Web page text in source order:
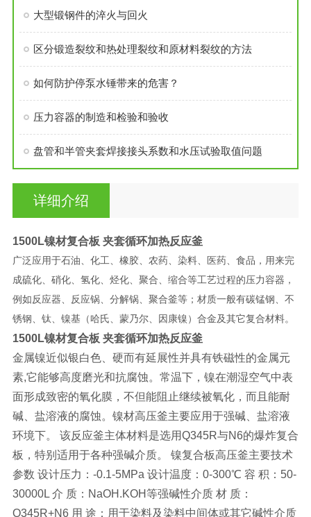
大型锻钢件的淬火与回火
区分锻造裂纹和热处理裂纹和原材料裂纹的方法
如何防护停泵水锤带来的危害？
压力容器的制造和检验和验收
盘管和半管夹套焊接接头系数和水压试验取值问题
详细介绍
1500L镍材复合板 夹套循环加热反应釜
广泛应用于石油、化工、橡胶、农药、染料、医药、食品，用来完
成硫化、硝化、氢化、烃化、聚合、缩合等工艺过程的压力容器，
例如反应器、反应锅、分解锅、聚合釜等；材质一般有碳锰钢、不
锈钢、钛、镍基（哈氏、蒙乃尔、因康镍）合金及其它复合材料。
1500L镍材复合板 夹套循环加热反应釜
金属镍近似银白色、硬而有延展性并具有铁磁性的金属元
素,它能够高度磨光和抗腐蚀。常温下，镍在潮湿空气中表
面形成致密的氧化膜，不但能阻止继续被氧化，而且能耐
碱、盐溶液的腐蚀。镍材高压釜主要应用于强碱、盐溶液
环境下。 该反应釜主体材料是选用Q345R与N6的爆炸复合
板，特别适用于各种强碱介质。 镍复合板高压釜主要技术
参数 设计压力：-0.1-5MPa 设计温度：0-300℃ 容 积：50-
30000L 介 质：NaOH.KOH等强碱性介质 材 质：
Q345R+N6 用 途：用于染料及染料中间体或其它碱性介质